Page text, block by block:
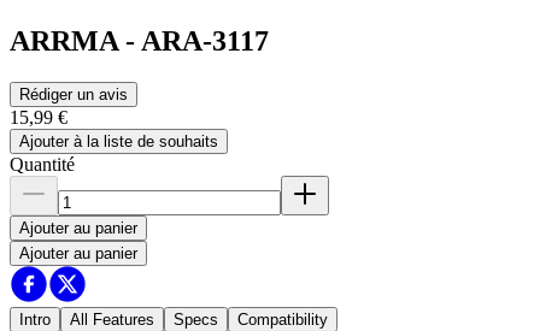
ARRMA - ARA-3117
Rédiger un avis
15,99 €
Ajouter à la liste de souhaits
Quantité
Ajouter au panier
Ajouter au panier
Intro All Features Specs Compatibility